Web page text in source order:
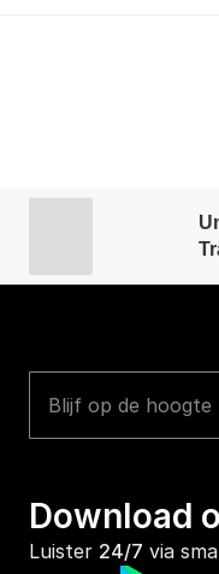
Download
Luister 24/7 via